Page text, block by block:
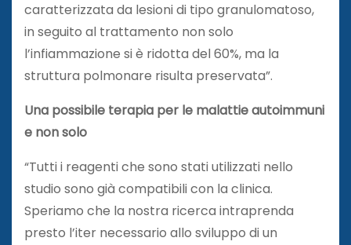
caratterizzata da lesioni di tipo granulomatoso,
in seguito al trattamento non solo
l’infiammazione si è ridotta del 60%, ma la
struttura polmonare risulta preservata”.
Una possibile terapia per le malattie autoimmuni
e non solo
“Tutti i reagenti che sono stati utilizzati nello
studio sono già compatibili con la clinica.
Speriamo che la nostra ricerca intraprenda
presto l’iter necessario allo sviluppo di un